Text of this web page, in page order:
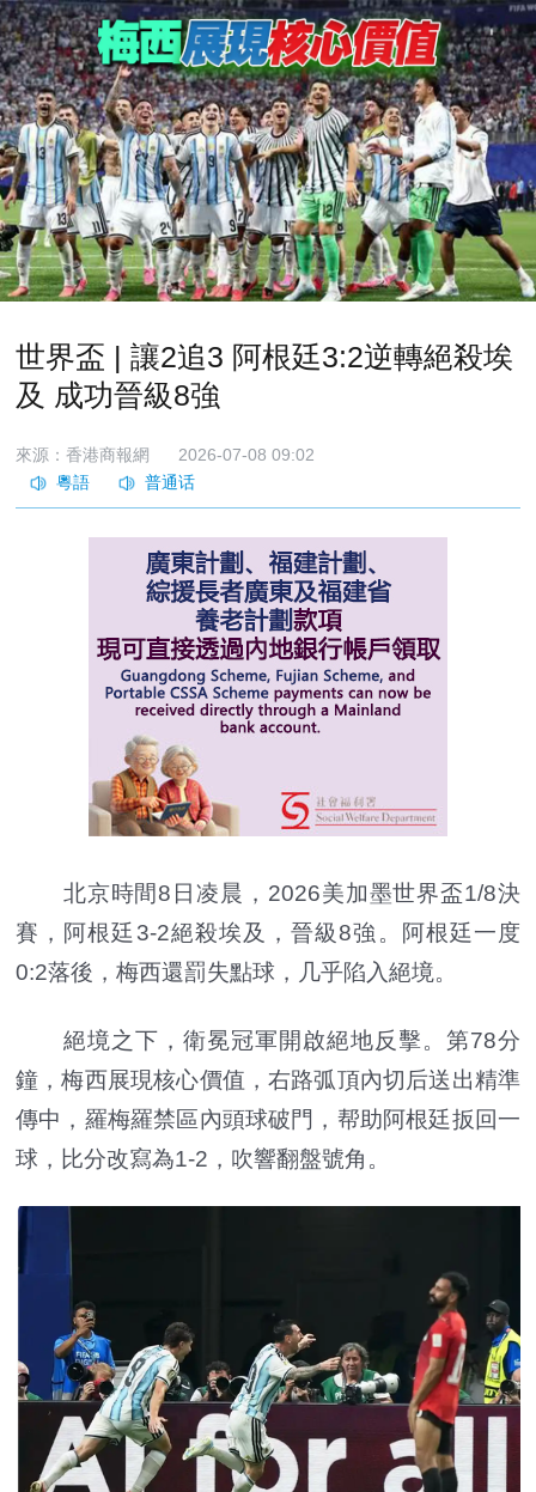
世界盃 | 讓2追3 阿根廷3:2逆轉絕殺埃
及 成功晉級8強
來源：香港商報網 2026-07-08 09:02
北京時間8日凌晨，2026美加墨世界盃1/8決
賽，阿根廷3-2絕殺埃及，晉級8強。阿根廷一度
0:2落後，梅西還罰失點球，几乎陷入絕境。
絕境之下，衛冕冠軍開啟絕地反擊。第78分
鐘，梅西展現核心價值，右路弧頂內切后送出精準
傳中，羅梅羅禁區內頭球破門，帮助阿根廷扳回一
球，比分改寫為1-2，吹響翻盤號角。